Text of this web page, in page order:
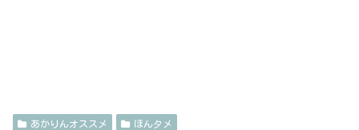
あかりんオススメ ほんタメ